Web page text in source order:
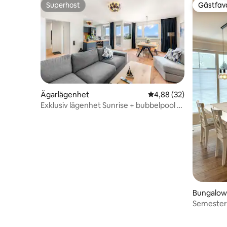
Superhost
Superhost
Ägarlägenhet 4,88 av 5 i
4,88 (32)
Exklusiv lägenhet Sunrise + bubbelpool +
Bungalow